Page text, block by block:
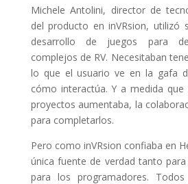
Michele Antolini, director de
del producto en inVRsion, utilizó
desarrollo de juegos para
complejos de RV. Necesitaban
lo que el usuario ve en la gafa
cómo interactúa. Y a medida
proyectos aumentaba, la
para completarlos.
Pero como inVRsion confiaba en
única fuente de verdad tanto
para los programadores.